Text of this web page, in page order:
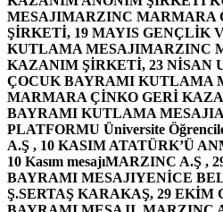
MESAJIMARZINC MARMARA
ŞİRKETİ, 19 MAYIS GENÇLİK
KUTLAMA MESAJIMARZINC
KAZANIM ŞİRKETİ, 23 NİSAN
ÇOCUK BAYRAMI KUTLAMA
MARMARA ÇİNKO GERİ
BAYRAMI KUTLAMA MESAJI
PLATFORMU Üniversite
A.Ş , 10 KASIM ATATÜRK’Ü
10 Kasım mesajıMARZINC A.Ş ,
BAYRAMI MESAJIYENİCE
Ş.SERTAŞ KARAKAŞ, 29 EKİM